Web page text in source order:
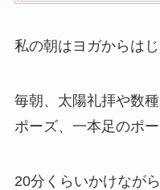
私の朝はヨガからはじ
毎朝、太陽礼拝や数
ポーズ、一本足のポ
20分くらいかけなが